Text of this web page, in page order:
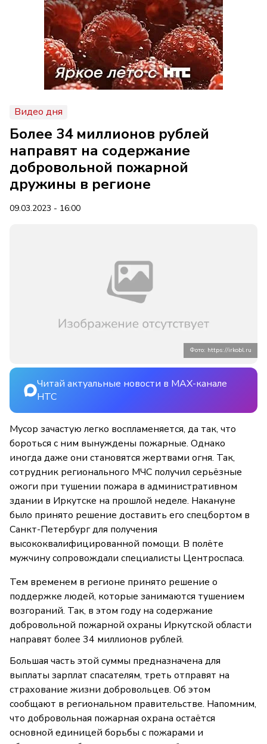
Видео дня
Более 34 миллионов рублей
направят на содержание
добровольной пожарной
дружины в регионе
09.03.2023 - 16:00
Фото: https://irkobl.ru
Читай актуальные новости в MAX-канале
НТС
Мусор зачастую легко воспламеняется, да так, что
бороться с ним вынуждены пожарные. Однако
иногда даже они становятся жертвами огня. Так,
сотрудник регионального МЧС получил серьёзные
ожоги при тушении пожара в административном
здании в Иркутске на прошлой неделе. Накануне
было принято решение доставить его спецбортом в
Санкт-Петербург для получения
высококвалифицированной помощи. В полёте
мужчину сопровождали специалисты Центроспаса.
Тем временем в регионе принято решение о
поддержке людей, которые занимаются тушением
возгораний. Так, в этом году на содержание
добровольной пожарной охраны Иркутской области
направят более 34 миллионов рублей.
Большая часть этой суммы предназначена для
выплаты зарплат спасателям, треть отправят на
страхование жизни добровольцев. Об этом
сообщают в региональном правительстве. Напомним,
что добровольная пожарная охрана остаётся
основной единицей борьбы с пожарами и